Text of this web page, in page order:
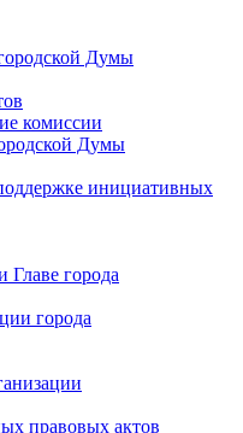
Думы
комиссии
Думы
инициативных
города
города
правовых актов